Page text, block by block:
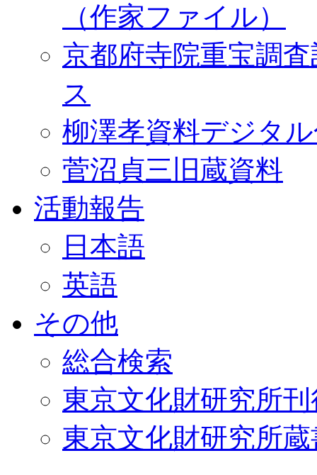
（作家ファイル）
京都府寺院重宝調
ス
柳澤孝資料デジタ
菅沼貞三旧蔵資料
活動報告
日本語
英語
その他
総合検索
東京文化財研究所
東京文化財研究所